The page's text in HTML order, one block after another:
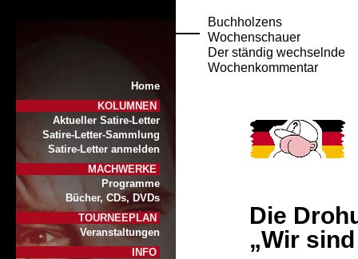
Home
KOLUMNEN
Aktueller Satire-Letter
Satire-Letter-Sammlung
Satire-Letter anmelden
MACHWERKE
Programme
Bücher, CDs, DVDs
TOURNEEPLAN
Veranstaltungen
INFO
Buchholzens
Wochenschauer
Der ständig wechselnde
Wochenkommentar
Die
„Wir